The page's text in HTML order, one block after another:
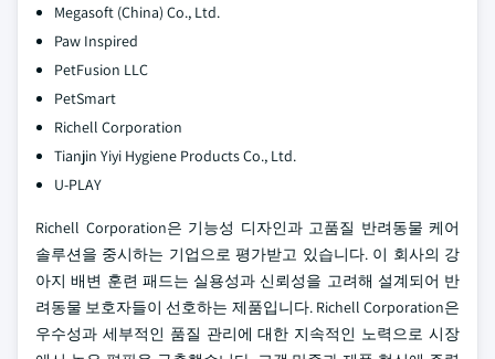
Megasoft (China) Co., Ltd.
Paw Inspired
PetFusion LLC
PetSmart
Richell Corporation
Tianjin Yiyi Hygiene Products Co., Ltd.
U-PLAY
Richell Corporation은 기능성 디자인과 고품질 반려동물 케어
솔루션을 중시하는 기업으로 평가받고 있습니다. 이 회사의 강
아지 배변 훈련 패드는 실용성과 신뢰성을 고려해 설계되어 반
려동물 보호자들이 선호하는 제품입니다. Richell Corporation은
우수성과 세부적인 품질 관리에 대한 지속적인 노력으로 시장